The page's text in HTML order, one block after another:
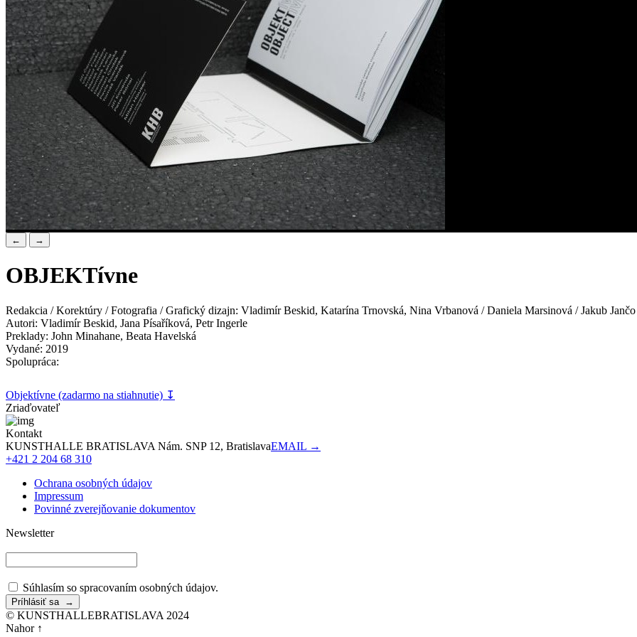
← →
OBJEKTívne
Redakcia / Korektúry / Fotografia / Grafický dizajn: Vladimír Beskid, Katarína Trnovská, Nina Vrbanová / Daniela Marsinová / Jakub
Autori: Vladimír Beskid, Jana Písaříková, Petr Ingerle
Preklady: John Minahane, Beata Havelská
Vydané: 2019
Spolupráca:
Objektívne (zadarmo na stiahnutie) ↧
Zriaďovateľ
Kontakt
KUNSTHALLE BRATISLAVA Nám. SNP 12, BratislavaEMAIL →
+421 2 204 68 310
Ochrana osobných údajov
Impressum
Povinné zverejňovanie dokumentov
Newsletter
Súhlasím so spracovaním osobných údajov.
© KUNSTHALLEBRATISLAVA 2024
Nahor ↑